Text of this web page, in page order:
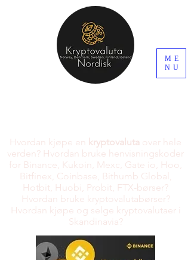
ME
NU
Hvordan kjøpe en kryptovaluta over hele
verden? Hvordan bruke henvisningskoder
for Binance, Kukoin, Mexc, Gate io, Hoo,
Bitfinex, Coinbase, Bithumb Global,
Hotbit, Huobi, Probit, FTX-børser?
Hvordan bruke kryptovalutabørser?
Hvordan kjøpe og selge kryptovalutaer i
Skandinavia?